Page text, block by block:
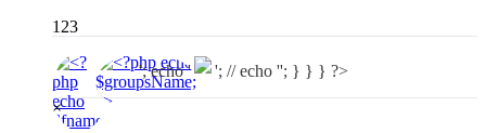
123
'; echo '
'; // echo ''; } } } ?>
×